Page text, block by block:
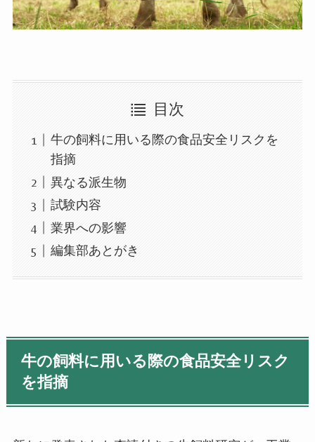
目次
牛の飼料に用いる際の食品安全リスクを
指摘
異なる派生物
試験内容
業界への影響
編集部あとがき
牛の飼料に用いる際の食品安全リスク
を指摘